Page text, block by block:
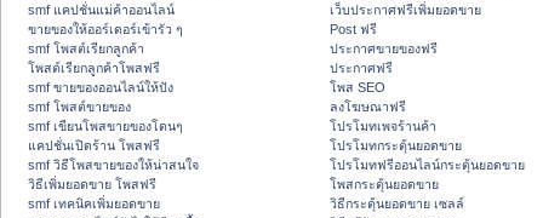
smf แคปชั่นแม่ค้าออนไลน์
ขายของให้ออร์เดอร์เข้ารัว ๆ
smf โพสต์เรียกลูกค้า
โพสต์เรียกลูกค้าโพสฟรี
smf ขายของออนไลน์ให้ปัง
smf โพสต์ขายของ
smf เขียนโพสขายของโดนๆ
แคปชั่นเปิดร้าน โพสฟรี
smf วิธีโพสขายของให้น่าสนใจ
วิธีเพิ่มยอดขาย โพสฟรี
smf เทคนิคเพิ่มยอดขาย
เว็บประกาศฟรีเพิ่มยอดขาย
Post ฟรี
ประกาศขายของฟรี
ประกาศฟรี
โพส SEO
ลงโฆษณาฟรี
โปรโมทเพจร้านค้า
โปรโมทกระตุ้นยอดขาย
โปรโมทฟรีออนไลน์กระตุ้นยอดขาย
โพสกระตุ้นยอดขาย
วิธีกระตุ้นยอดขาย เซลล์